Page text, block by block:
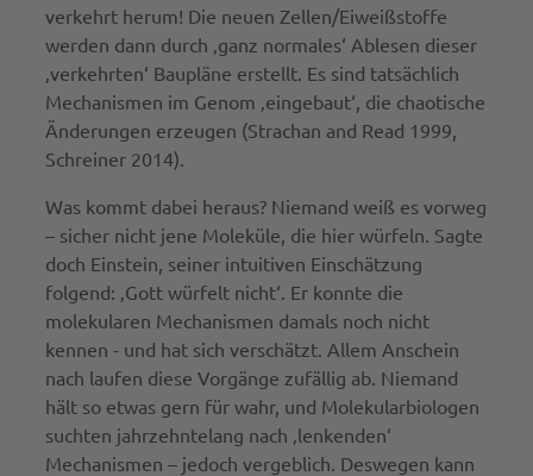
verkehrt herum! Die neuen Zellen/Eiweißstoffe
werden dann durch ‚ganz normales‘ Ablesen dieser
‚verkehrten‘ Baupläne erstellt. Es sind tatsächlich
Mechanismen im Genom ‚eingebaut‘, die chaotische
Änderungen erzeugen (Strachan and Read 1999,
Schreiner 2014).
Was kommt dabei heraus? Niemand weiß es vorweg
– sicher nicht jene Moleküle, die hier würfeln. Sagte
doch Einstein, seiner intuitiven Einschätzung
folgend: ‚Gott würfelt nicht‘. Er konnte die
molekularen Mechanismen damals noch nicht
kennen - und hat sich verschätzt. Allem Anschein
nach laufen diese Vorgänge zufällig ab. Niemand
hält so etwas gern für wahr, und Molekularbiologen
suchten jahrzehntelang nach ‚lenkenden‘
Mechanismen – jedoch vergeblich. Deswegen kann